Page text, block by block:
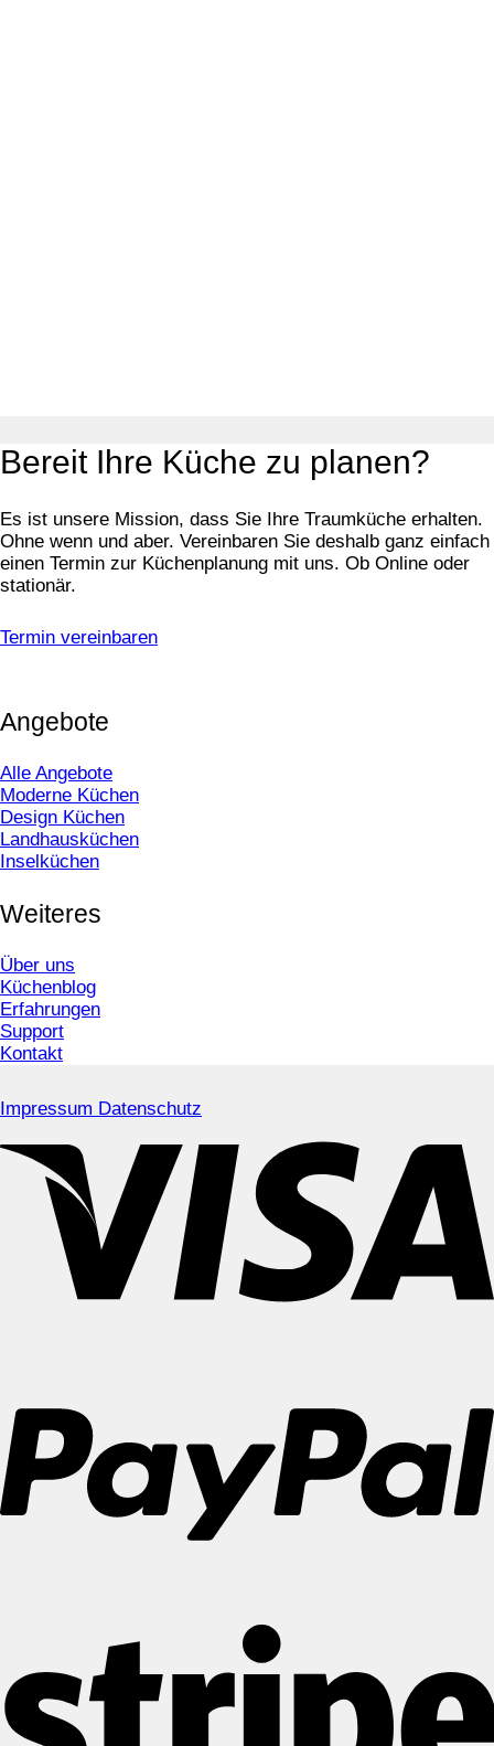
Bereit Ihre Küche zu planen?
Es ist unsere Mission, dass Sie Ihre Traumküche erhalten.
Ohne wenn und aber. Vereinbaren Sie deshalb ganz einfach
einen Termin zur Küchenplanung mit uns. Ob Online oder
stationär.
Termin vereinbaren
Angebote
Alle Angebote
Moderne Küchen
Design Küchen
Landhausküchen
Inselküchen
Weiteres
Über uns
Küchenblog
Erfahrungen
Support
Kontakt
Impressum Datenschutz